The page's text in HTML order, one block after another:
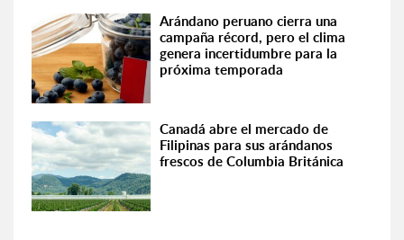
Arándano peruano cierra una
campaña récord, pero el clima
genera incertidumbre para la
próxima temporada
Canadá abre el mercado de
Filipinas para sus arándanos
frescos de Columbia Británica